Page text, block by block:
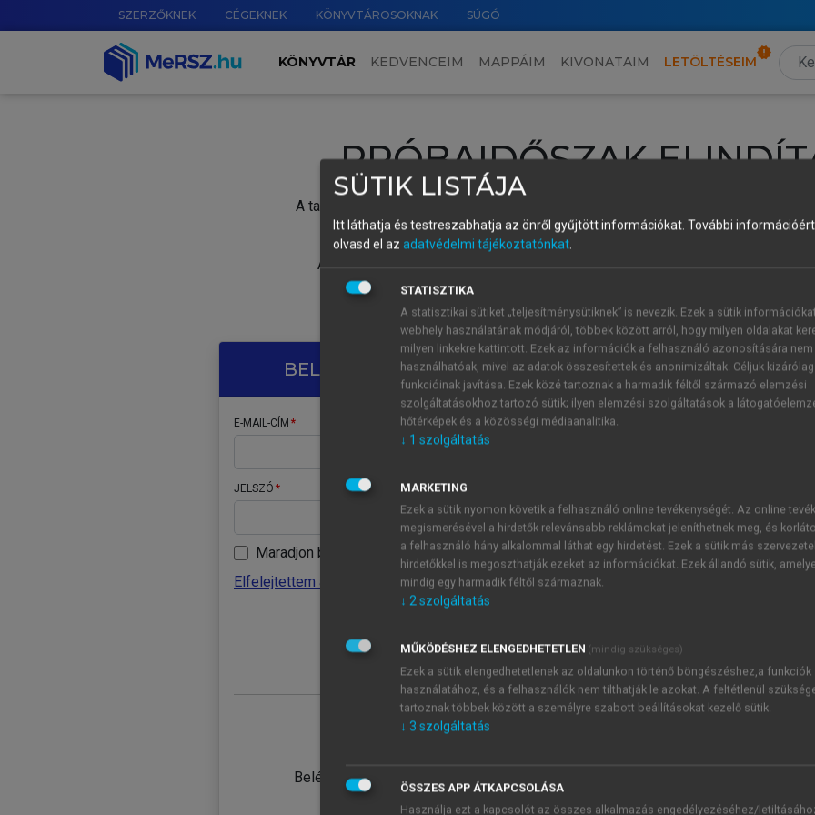
SZERZŐKNEK CÉGEKNEK KÖNYVTÁROSOKNAK SÚGÓ
KÖNYVTÁR KEDVENCEIM MAPPÁIM KIVONATAIM LETÖLTÉSEIM
PRÓBAIDŐSZAK
A tartalom megtekintéséhez lépj be a saját fiókoddal, iskolai azonosítóddal vagy
Új felhasználóként1 óra díjmentes hozzáférésrevagy
A próbaidőszak elindításához,
vagy hozz
A regisztráció után a
BELÉPÉS SAJÁT FIÓKKAL
E-MAIL-CÍM
JELSZÓ
Maradjon belépve
Elfelejtettem a jelszavamat
Belépés intézményi azonosítóval
ÚJ FIÓK
1 óra
JELSZÓ
Kérek értesítést a MeRSZ
Kérek értesítést az
SÜTIK LISTÁJA
Itt láthatja és testreszabhatja az önről gyűjtött információkat. További
olvasd el az adatvédelmi tájékoztatónkat.
STATISZTIKA
A statisztikai sütiket „teljesítménysütiknek” is nevezik. Ezek a sütik
webhely használatának módjáról, többek között arról, hogy milyen oldalakat
milyen linkekre kattintott. Ezek az információk a felhasználó azonosítására nem
használhatóak, mivel az adatok összesítettek és anonimizáltak. Céljuk
funkcióinak javítása. Ezek közé tartoznak a harmadik féltől származó elemzési
szolgáltatásokhoz tartozó sütik; ilyen elemzési szolgáltatások a
hőtérképek és a közösségi médiaanalitika.
↓ 1 szolgáltatás
MARKETING
Ezek a sütik nyomon követik a felhasználó online tevékenységét. Az online
megismerésével a hirdetők relevánsabb reklámokat jeleníthetnek meg, és
a felhasználó hány alkalommal láthat egy hirdetést. Ezek a sütik más
hirdetőkkel is megoszthatják ezeket az információkat. Ezek állandó sütik,
mindig egy harmadik féltől származnak.
↓ 2szolgáltatás
MŰKÖDÉSHEZ ELENGEDHETETLEN (mindig szükséges)
Ezek a sütik elengedhetetlenek az oldalunkon történő böngészéshez,a funkciók
használatához, és a felhasználók nem tilthatják le azokat. A feltétlenül
tartoznak többek között a személyre szabott beállításokat kezelő sütik.
↓ 3 szolgáltatás
ÖSSZES APP ÁTKAPCSOLÁSA
Használja ezt a kapcsolót az összes alkalmazás engedélyezéséhez/